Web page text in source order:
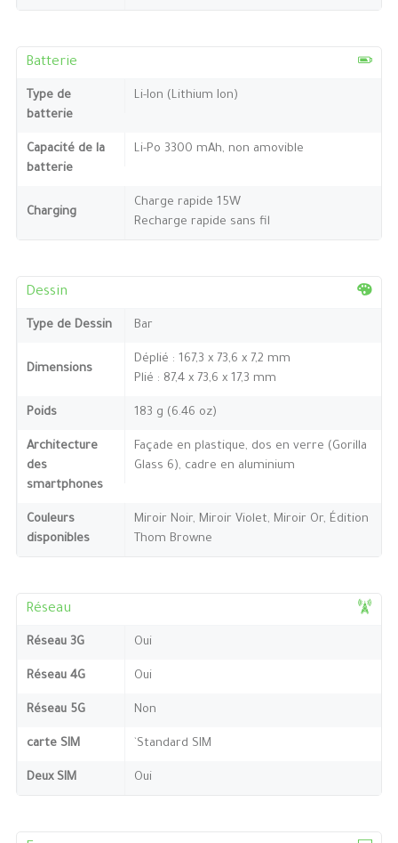
Batterie
Type de
batterie
Li-Ion (Lithium Ion)
Capacité de la
batterie
Li-Po 3300 mAh, non amovible
Charging
Charge rapide 15W
Recharge rapide sans fil
Dessin
Type de Dessin Bar
Dimensions
Déplié : 167,3 x 73,6 x 7,2 mm
Plié : 87,4 x 73,6 x 17,3 mm
Poids 183 g (6.46 oz)
Architecture
des
smartphones
Façade en plastique, dos en verre (Gorilla
Glass 6), cadre en aluminium
Couleurs
disponibles
Miroir Noir, Miroir Violet, Miroir Or, Édition
Thom Browne
Réseau
Réseau 3G Oui
Réseau 4G Oui
Réseau 5G Non
carte SIM `Standard SIM
Deux SIM Oui